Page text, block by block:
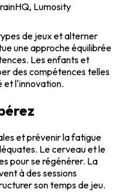
Lumosity
de jeux et alterner
uneapproche équilibrée
Les enfants et
des compétences telles
et l'innovation.
et prévenir la fatigue
. Le cerveau et le
pour se régénérer. La
à des sessions
son temps de jeu.